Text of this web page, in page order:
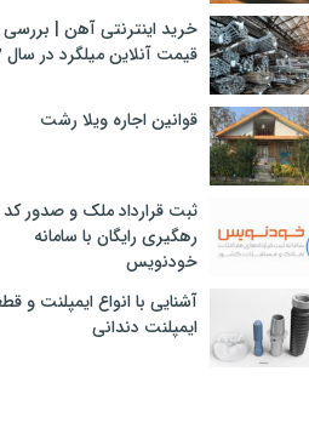
خرید اینترنتی آهن | بررسی
قیمت آنلاین میلگرد در سال ۱۴۰۲
قوانین اجاره ویلا رشت
ثبت قرارداد ملک و صدور کد
رهگیری رایگان با سامانه
خودنویس
آشنایی با انواع ایمپلنت و
ایمپلنت دندانی